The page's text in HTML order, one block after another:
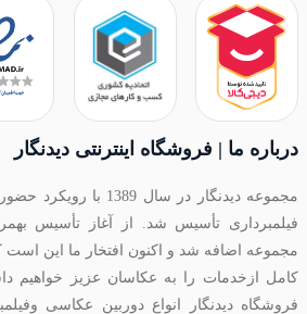
درباره ما | فروشگاه اینترنتی دیدنگار
مجموعه دیدنگار در سال
فیلمبرداری تأسیس شد. از آغاز تأسیس
مجموعه اضافه شد و اکنون افتخار ما این است
کامل ازخدمات را به عکاسان عزیز خواهیم
فروشگاه دیدنگار انواع دوربین عکاسی